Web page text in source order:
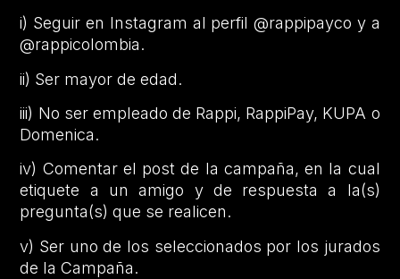
i) Seguir en Instagram al perfil @rappipayco y a
@rappicolombia.
ii) Ser mayor de edad.
iii) No ser empleado de Rappi, RappiPay, KUPA o
Domenica.
iv) Comentar el post de la campaña, en la cual
etiquete a un amigo y de respuesta a la(s)
pregunta(s) que se realicen.
v) Ser uno de los seleccionados por los jurados
de la Campaña.